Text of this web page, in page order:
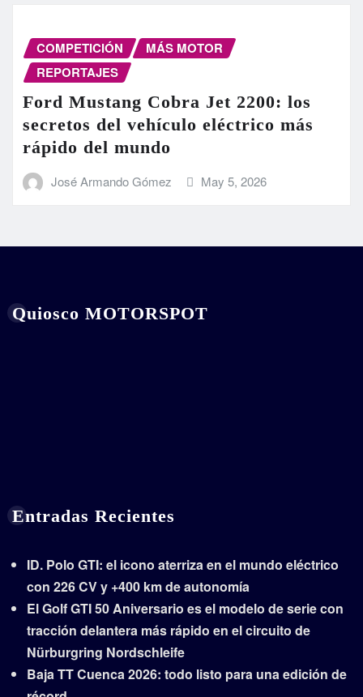
COMPETICIÓN
MÁS MOTOR
REPORTAJES
Ford Mustang Cobra Jet 2200: los
secretos del vehículo eléctrico más
rápido del mundo
José Armando Gómez May 5, 2026
Quiosco MOTORSPOT
Entradas Recientes
ID. Polo GTI: el icono aterriza en el mundo eléctrico
con 226 CV y +400 km de autonomía
El Golf GTI 50 Aniversario es el modelo de serie con
tracción delantera más rápido en el circuito de
Nürburgring Nordschleife
Baja TT Cuenca 2026: todo listo para una edición de